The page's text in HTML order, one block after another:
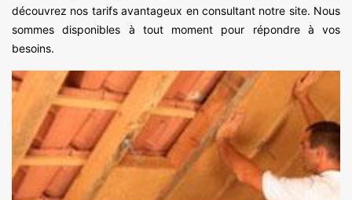
découvrez nos tarifs avantageux en consultant notre site. Nous
sommes disponibles à tout moment pour répondre à vos
besoins.